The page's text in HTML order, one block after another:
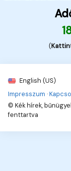
(
English (US)
Impresszum ·
© Kék hírek,
fenttartva